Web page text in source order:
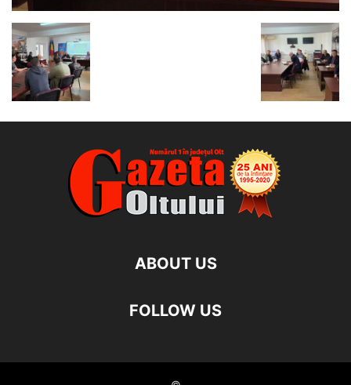
ABOUT US
FOLLOW US